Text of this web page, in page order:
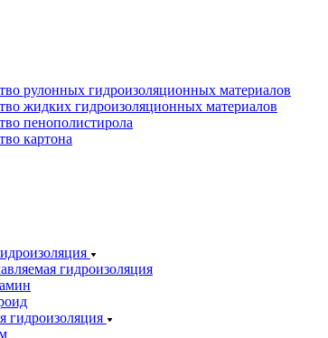
рулонных гидроизоляционных материалов
жидких гидроизоляционных материалов
пенополистирола
картона
гидроизоляция
гидроизоляция